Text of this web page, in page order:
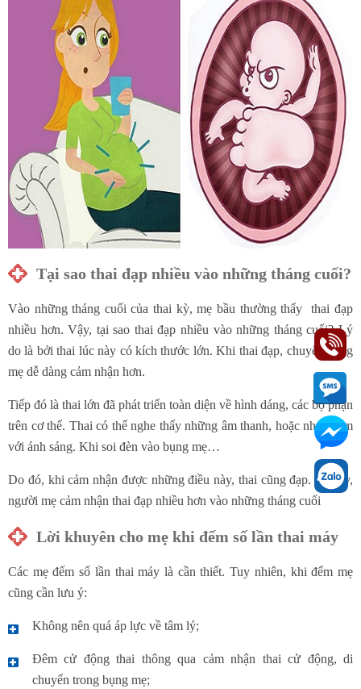
Tại sao thai đạp nhiều vào những tháng cuối?
Vào những tháng cuối của thai kỳ, mẹ bầu thường thấy thai đạp
nhiều hơn. Vậy, tại sao thai đạp nhiều vào những tháng cuối? Lý
do là bởi thai lúc này có kích thước lớn. Khi thai đạp, chuyển động
mẹ dễ dàng cảm nhận hơn.
Tiếp đó là thai lớn đã phát triển toàn diện về hình dáng, các bộ phận
trên cơ thể. Thai có thể nghe thấy những âm thanh, hoặc nhạy cảm
với ánh sáng. Khi soi đèn vào bụng mẹ…
Do đó, khi cảm nhận được những điều này, thai cũng đạp. Vì vậy,
người mẹ cảm nhận thai đạp nhiều hơn vào những tháng cuối
Lời khuyên cho mẹ khi đếm số lần thai máy
Các mẹ đếm số lần thai máy là cần thiết. Tuy nhiên, khi đếm mẹ
cũng cần lưu ý:
Không nên quá áp lực về tâm lý;
Đêm cử động thai thông qua cảm nhận thai cử động, di
chuyển trong bụng mẹ;